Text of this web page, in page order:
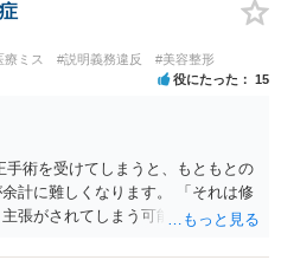
療ミス #説明義務違反 #美容整形
役にたった 15
術を受けてしまうと、もともとの
計に難しくなります。 「それは修
張がされてしまう可能性があるか
手術を受けるまえに弁護士に相談